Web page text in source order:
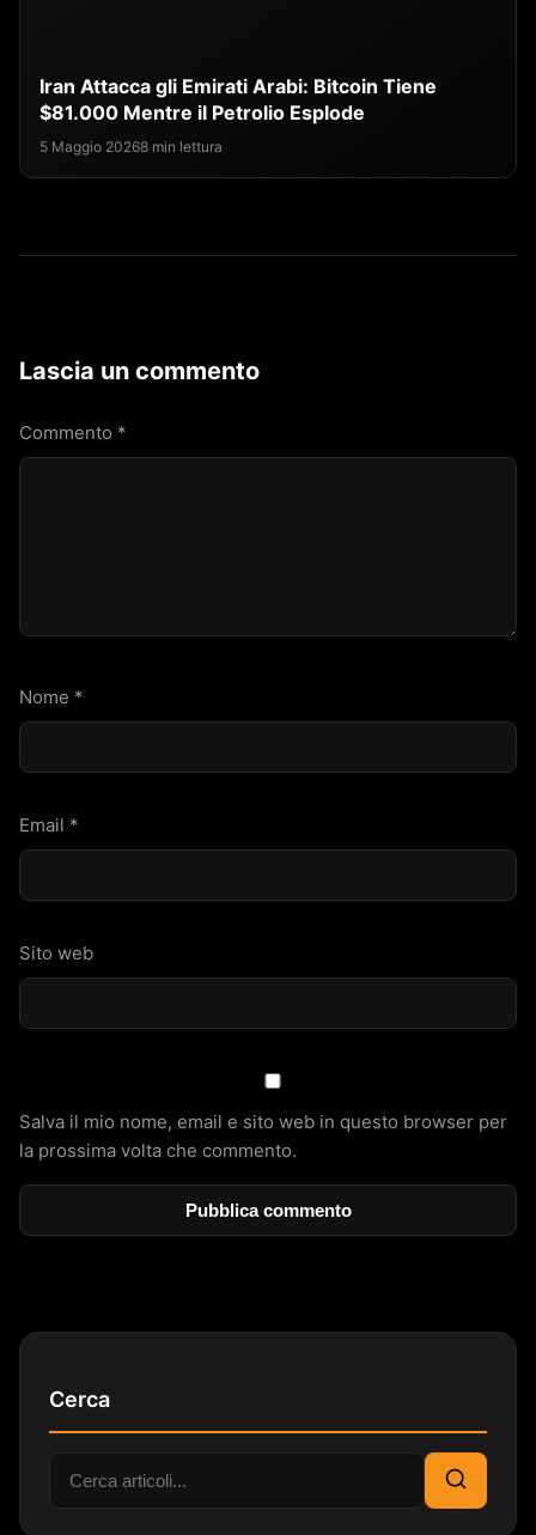
Iran Attacca gli Emirati Arabi: Bitcoin Tiene
$81.000 Mentre il Petrolio Esplode
5 Maggio 20268 min lettura
Lascia un commento
Commento *
Nome *
Email *
Sito web
Salva il mio nome, email e sito web in questo browser per
la prossima volta che commento.
Cerca
Cerca:
Cerca